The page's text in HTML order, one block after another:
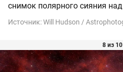
снимок полярного сияния
Источник:Will Hudson /
8 из 10